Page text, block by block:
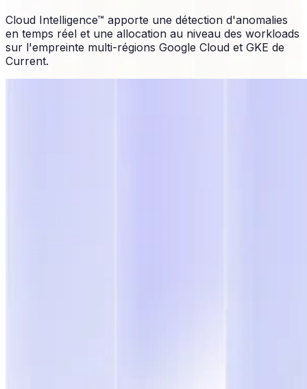
Cloud Intelligence™ apporte une détection d'anomalies
en temps réel et une allocation au niveau des workloads
sur l'empreinte multi-régions Google Cloud et GKE de
Current.